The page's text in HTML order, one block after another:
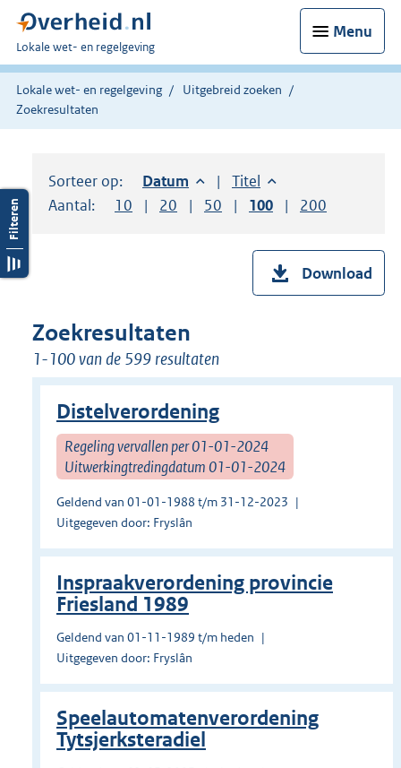
Menu
U
bent
hier:
Lokale wet- en regelgeving
Lokale wet- en regelgeving
Uitgebreid zoeken
Zoekresultaten
Sorteer op: Sorteer op:
Datum aflopendSorteer op:
Titel oplopend
Aantal:
Toon
10 resultaten per pagina
Toon
20 resultaten per pagina
Toon
50 resultaten per pagina
Toon
100 resultaten per
Toon
200
Download
Zoekresultaten
1-100 van de 599 resultaten
Distelverordening
Regeling vervallen per 01-01-2024
Uitwerkingtredingdatum 01-01-2024
Geldend van 01-01-1988 t/m 31-12-2023
Uitgegeven door: Fryslân
Inspraakverordening provincie
Friesland 1989
Geldend van 01-11-1989 t/m heden
Uitgegeven door: Fryslân
Speelautomatenverordening
Tytsjerksteradiel